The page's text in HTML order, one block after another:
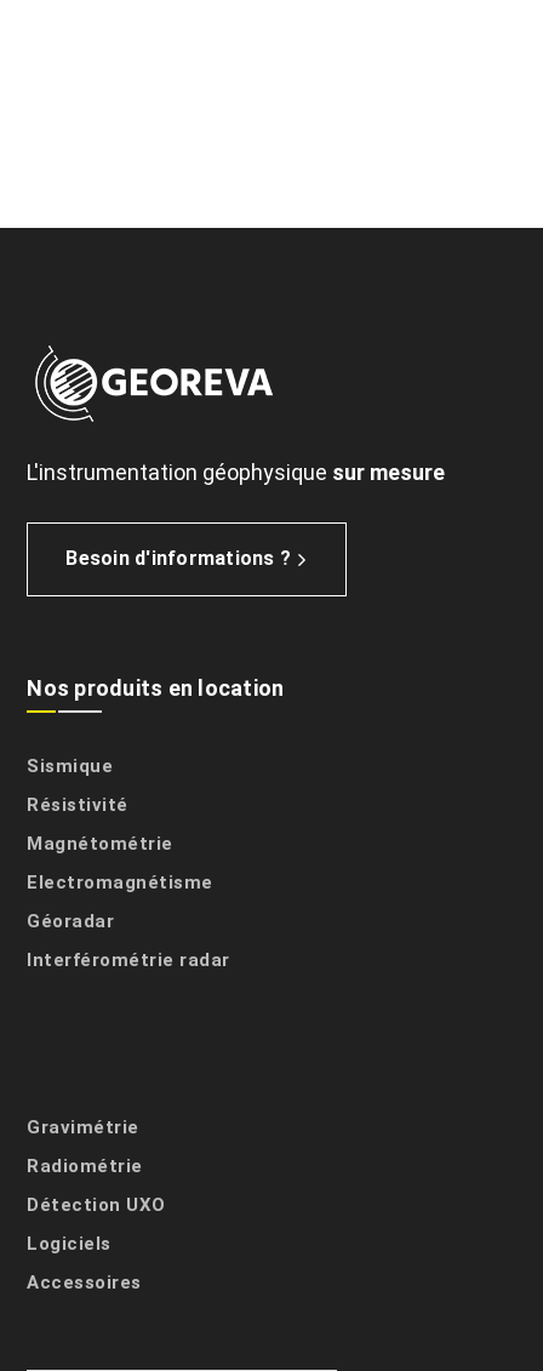
L'instrumentation géophysique sur mesure
Besoin d'informations ?
Nos produits en location
Sismique
Résistivité
Magnétométrie
Electromagnétisme
Géoradar
Interférométrie radar
Gravimétrie
Radiométrie
Détection UXO
Logiciels
Accessoires